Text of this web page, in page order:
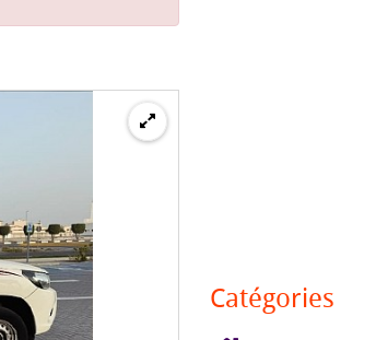
Catégories